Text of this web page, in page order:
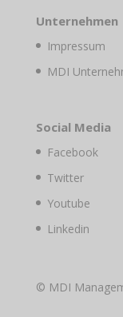
Unternehmen
Impressum
MDI
Social Media
Facebook
Twitter
Youtube
Linkedin
© MDI